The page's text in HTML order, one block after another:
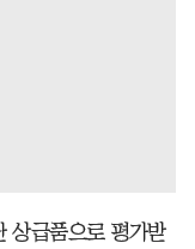
상급품으로 평가받